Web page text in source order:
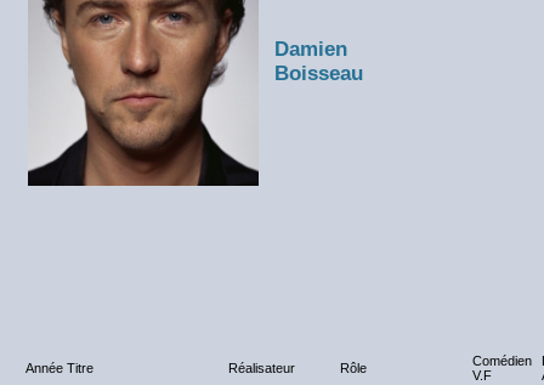
Damien
Boisseau
Année Titre Réalisateur Rôle
Comédien
V.F